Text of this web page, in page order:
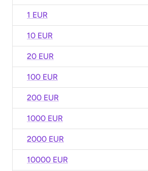
1 EUR
10 EUR
20 EUR
100 EUR
200 EUR
1000 EUR
2000 EUR
10000 EUR